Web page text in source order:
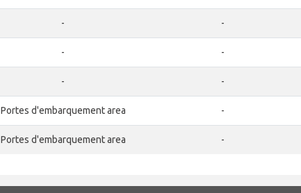
- -
- -
- -
Portes d'embarquement area -
Portes d'embarquement area -